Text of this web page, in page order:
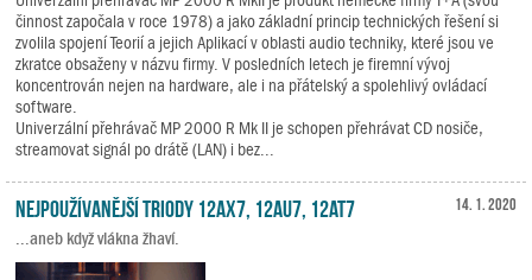
činnost započala v roce 1978) a jako základní princip technických řešení si
zvolila spojení Teorií a jejich Aplikací v oblasti audio techniky, které jsou ve
zkratce obsaženy v názvu firmy. V posledních letech je firemní vývoj
koncentrován nejen na hardware, ale i na přátelský a spolehlivý ovládací
software.
Univerzální přehrávač MP 2000 R Mk II je schopen přehrávat CD nosiče,
streamovat signál po drátě (LAN) i bez...
14. 1. 2020
Nejpoužívanější triody 12ax7, 12au7, 12at7
...aneb když vlákna žhaví.